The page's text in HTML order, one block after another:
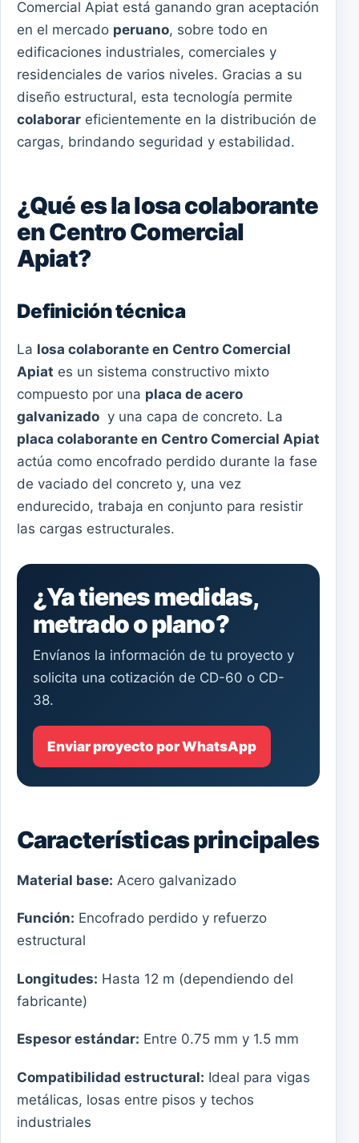
Comercial Apiat está ganando gran aceptación
en el mercado peruano, sobre todo en
edificaciones industriales, comerciales y
residenciales de varios niveles. Gracias a su
diseño estructural, esta tecnología permite
colaborar eficientemente en la distribución de
cargas, brindando seguridad y estabilidad.
¿Qué es la losa colaborante
en Centro Comercial
Apiat?
Definición técnica
La losa colaborante en Centro Comercial
Apiat es un sistema constructivo mixto
compuesto por una placa de acero
galvanizado y una capa de concreto. La
placa colaborante en Centro Comercial Apiat
actúa como encofrado perdido durante la fase
de vaciado del concreto y, una vez
endurecido, trabaja en conjunto para resistir
las cargas estructurales.
¿Ya tienes medidas,
metrado o plano?
Envíanos la información de tu proyecto y
solicita una cotización de CD-60 o CD-
38.
Enviar proyecto por WhatsApp
Características principales
Material base: Acero galvanizado
Función: Encofrado perdido y refuerzo
estructural
Longitudes: Hasta 12 m (dependiendo del
fabricante)
Espesor estándar: Entre 0.75 mm y 1.5 mm
Compatibilidad estructural: Ideal para vigas
metálicas, losas entre pisos y techos
industriales